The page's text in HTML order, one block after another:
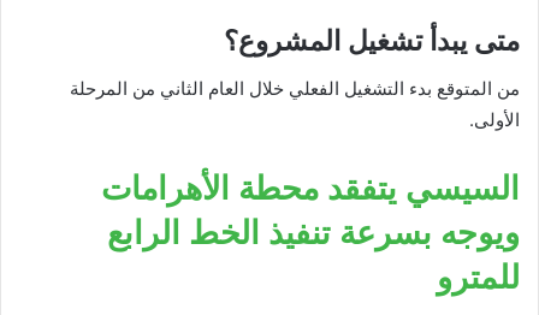
متى يبدأ تشغيل المشروع؟
من المتوقع بدء التشغيل الفعلي خلال العام الثاني من المرحلة
الأولى.
السيسي يتفقد محطة الأهرامات
ويوجه بسرعة تنفيذ الخط الرابع
للمترو